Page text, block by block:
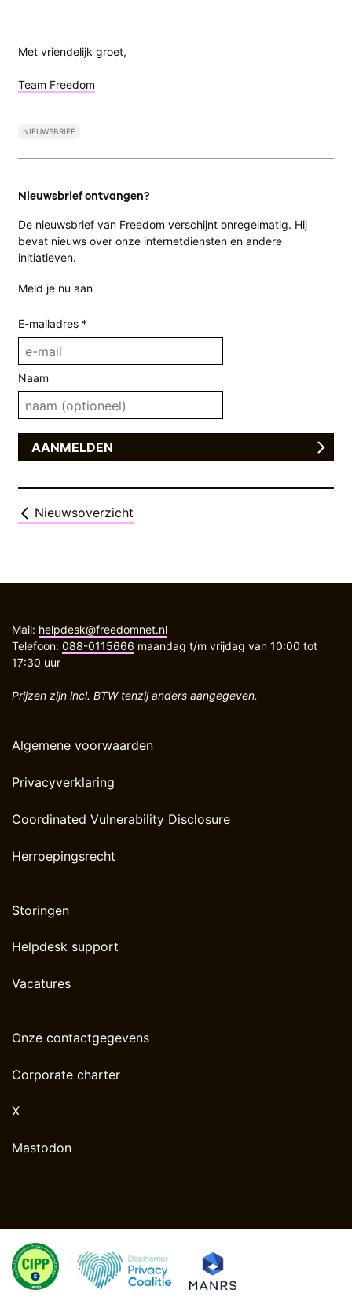
Met vriendelijk groet,
Team Freedom
NIEUWSBRIEF
Nieuwsbrief ontvangen?
De nieuwsbrief van Freedom verschijnt onregelmatig. Hij
bevat nieuws over onze internetdiensten en andere
initiatieven.
Meld je nu aan
E-mailadres *
Naam
Nieuwsoverzicht
Mail: helpdesk@freedomnet.nl
Telefoon: 088-0115666 maandag t/m vrijdag van 10:00 tot
17:30 uur
Prijzen zijn incl. BTW tenzij anders aangegeven.
Algemene voorwaarden
Privacyverklaring
Coordinated Vulnerability Disclosure
Herroepingsrecht
Storingen
Helpdesk support
Vacatures
Onze contactgegevens
Corporate charter
X
Mastodon